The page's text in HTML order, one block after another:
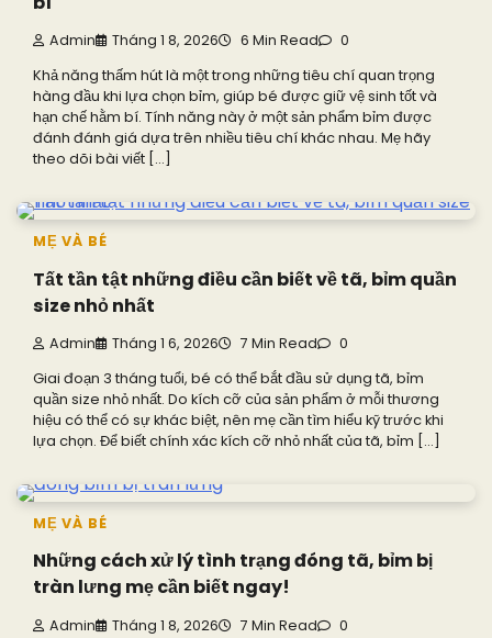
Admin Tháng 1 8, 2026 6 Min Read 0
Khả năng thấm hút là một trong những tiêu chí quan trọng
hàng đầu khi lựa chọn bỉm, giúp bé được giữ vệ sinh tốt và
hạn chế hằm bí. Tính năng này ở một sản phẩm bỉm được
đánh đánh giá dựa trên nhiều tiêu chí khác nhau. Mẹ hãy
theo dõi bài viết […]
MẸ VÀ BÉ
Tất tần tật những điều cần biết về tã, bỉm quần
size nhỏ nhất
Admin Tháng 1 6, 2026 7 Min Read 0
Giai đoạn 3 tháng tuổi, bé có thể bắt đầu sử dụng tã, bỉm
quần size nhỏ nhất. Do kích cỡ của sản phẩm ở mỗi thương
hiệu có thể có sự khác biệt, nên mẹ cần tìm hiểu kỹ trước khi
lựa chọn. Để biết chính xác kích cỡ nhỏ nhất của tã, bỉm […]
MẸ VÀ BÉ
Những cách xử lý tình trạng đóng tã, bỉm bị
tràn lưng mẹ cần biết ngay!
Admin Tháng 1 8, 2026 7 Min Read 0